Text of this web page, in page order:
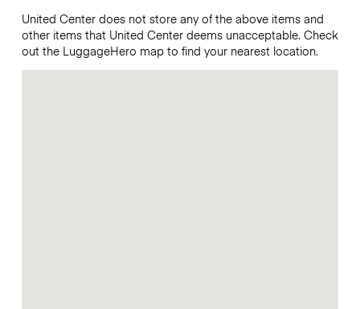
United Center does not store any of the above items and
other items that United Center deems unacceptable. Check
out the LuggageHero map to find your nearest location.